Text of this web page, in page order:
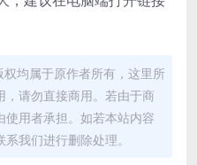
均属于原作者所有，这里所
请勿直接商用。若由于商
用者承担。如若本站内容
我们进行删除处理。